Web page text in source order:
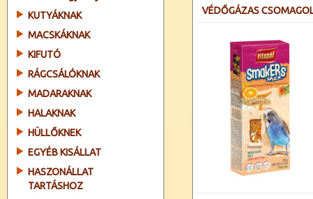
KUTYÁKNAK
MACSKÁKNAK
KIFUTÓ
RÁGCSÁLÓKNAK
MADARAKNAK
HALAKNAK
HÜLLŐKNEK
EGYÉB KISÁLLAT
HASZONÁLLAT
TARTÁSHOZ
VÉDŐGÁZAS